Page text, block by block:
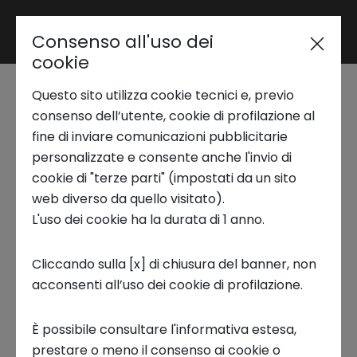
Area riservata
Trend Analysis
Applied Research
Startup Development
Business Transformation
Ecosystem enabling
Dai campi alle tavole:
l’importanza della
decarbonizzazione del
10 GENNAIO 2025
CIRCULAR ECONOMY, INNOVATION, TECNOLOGIA, FOCUS ON
Consenso all'uso dei
cookie
Questo sito utilizza cookie tecnici e, previo
consenso dell’utente, cookie di profilazione al
fine di inviare comunicazioni pubblicitarie
personalizzate e consente anche l'invio di
cookie di "terze parti" (impostati da un sito
web diverso da quello visitato).
L'uso dei cookie ha la durata di 1 anno.
Cliccando sulla [x] di chiusura del banner, non
acconsenti all’uso dei cookie di profilazione.
È possibile consultare l'informativa estesa,
prestare o meno il consenso ai cookie o